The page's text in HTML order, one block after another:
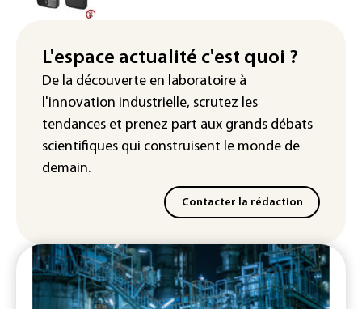
Véhicules de livraison autonomes: la
homologation
Iris³: Eutelsat investira 3,4 milliards
d'euros dans la future constellation
européenne
L'espace actualité c'est quoi ?
De la découverte en laboratoire à
l'innovation industrielle, scrutez les
tendances et prenez part aux grands débats
scientifiques qui construisent le monde de
demain.
Contacter la rédaction